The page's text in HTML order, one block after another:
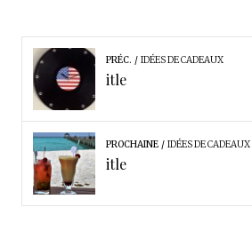
PRÉC. IDÉES DE CADEAUX
itle
PROCHAINE IDÉES DE CADEAUX
itle